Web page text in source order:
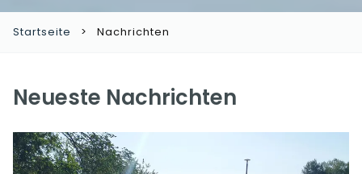
Startseite Nachrichten
Neueste Nachrichten